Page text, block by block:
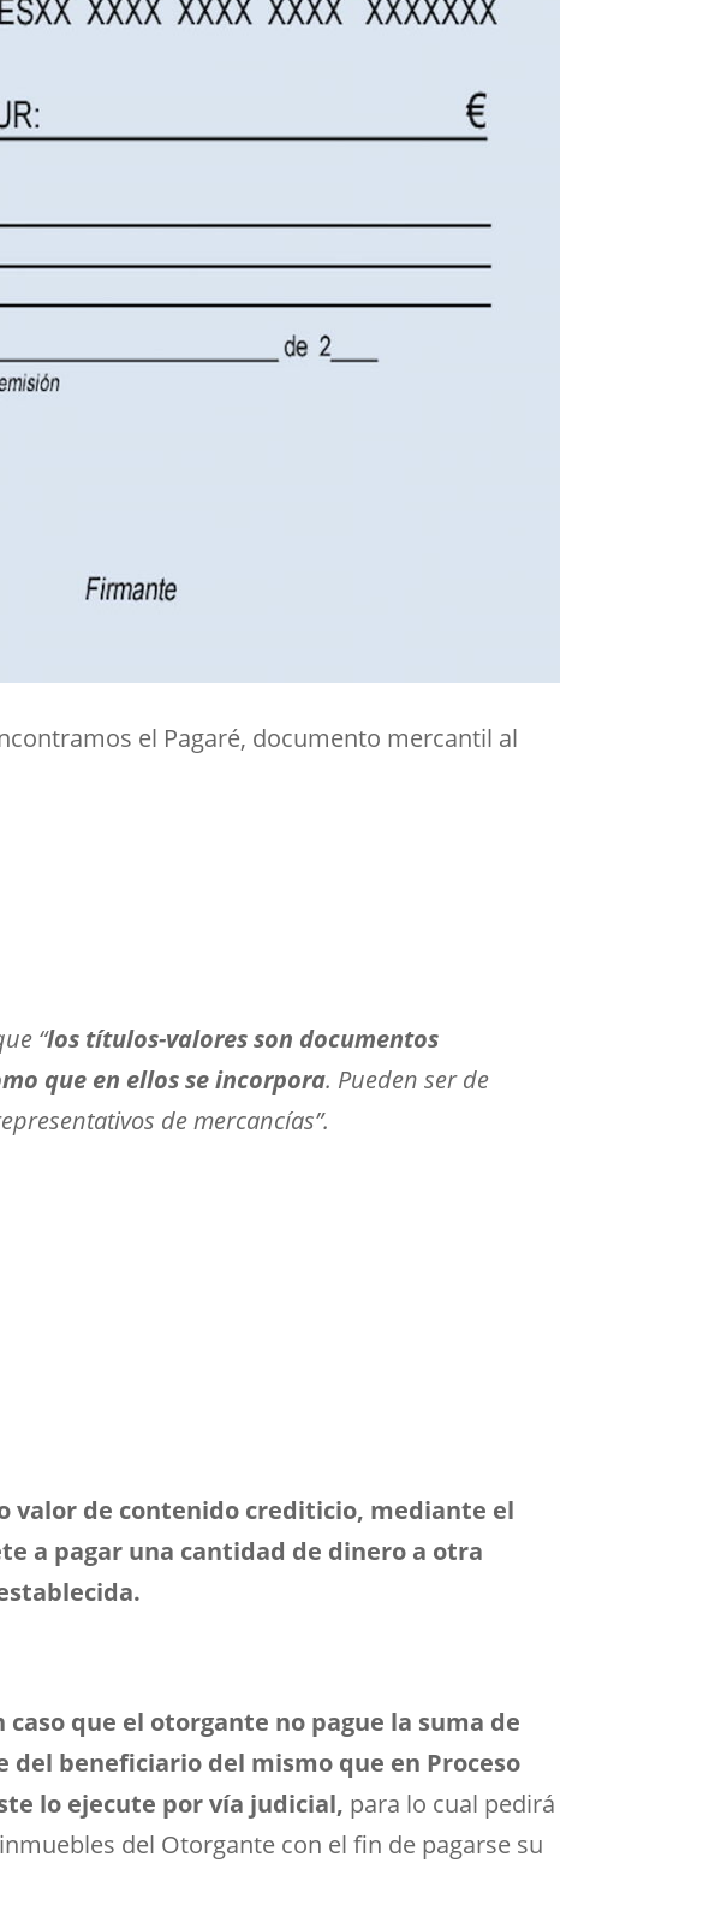
el Pagaré, documento mercantil al
“los títulos-valores son documentos
que en ellos se incorpora. Pueden ser de
de mercancías”.
valor de contenido crediticio, mediante el
a pagar una cantidad de dinero a otra
caso que el otorgante no pague la suma de
beneficiario del mismo que en Proceso
lo ejecute por vía judicial, para lo cual pedirá
del Otorgante con el fin de pagarse su